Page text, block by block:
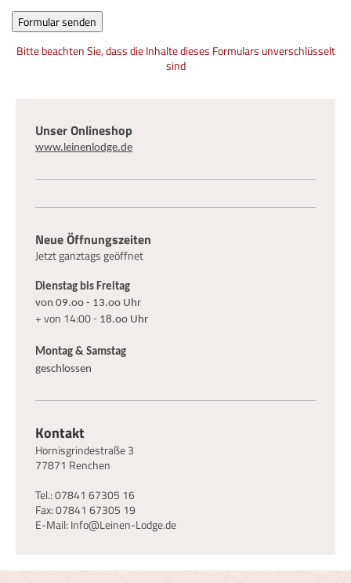
Bitte beachten Sie, dass die Inhalte dieses Formulars unverschlüsselt
sind
Unser Onlineshop
www.leinenlodge.de
Neue Öffnungszeiten
Jetzt ganztags geöffnet
Dienstag bis Freitag
von 09.oo - 13.oo Uhr
+ von 14:00 - 18.oo Uhr
Montag & Samstag
geschlossen
Kontakt
Hornisgrindestraße 3
77871 Renchen
Tel.: 07841 67305 16
Fax: 07841 67305 19
E-Mail: Info@Leinen-Lodge.de